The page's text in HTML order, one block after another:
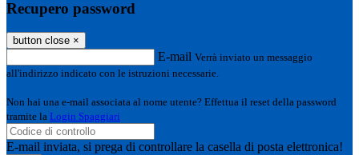
Recupero password
button close ×
E-mail Verrà inviato un messaggio
all'indirizzo indicato con le istruzioni necessarie.
Non hai una e-mail associata al nome utente? Effettua il reset della password
tramite la Login Spaggiari
E-mail inviata, si prega di controllare la casella di posta elettronica!